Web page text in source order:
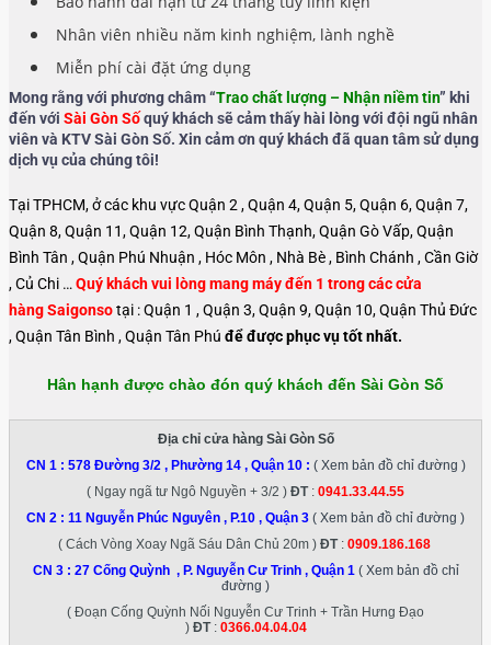
Nhân viên nhiều năm kinh nghiệm, lành nghề
Miễn phí cài đặt ứng dụng
Mong rằng với phương châm “Trao chất lượng – Nhận niềm tin” khi
đến với Sài Gòn Sốquý khách sẽ cảm thấy hài lòng với đội ngũ nhân
viên và KTV Sài Gòn Số. Xin cảm ơn quý khách đã quan tâm sử dụng
dịch vụ của chúng tôi!
Tại TPHCM, ở các khu vực Quận 2 , Quận 4, Quận 5, Quận 6, Quận 7,
Quận 8, Quận 11, Quận 12, Quận Bình Thạnh, Quận Gò Vấp, Quận
Bình Tân , Quận Phú Nhuận , Hóc Môn , Nhà Bè , Bình Chánh , Cần Giờ
, Củ Chi …Quý khách vui lòng mang máy đến 1 trong các cửa
hàng Saigonsotại : Quận 1 , Quận 3, Quận 9, Quận 10, Quận Thủ Đức
, Quận Tân Bình , Quận Tân Phú để được phục vụ tốt nhất.
Hân hạnh được chào đón quý khách đến Sài Gòn Số
Địa chỉ cửa hàng Sài Gòn Số
CN 1 : 578 Đường 3/2 , Phường 14 , Quận 10: ( Xem bản đồ chỉ đường )
( Ngay ngã tư Ngô Nguyền + 3/2 ) ĐT: 0941.33.44.55
CN 2 : 11 Nguyễn Phúc Nguyên , P.10 , Quận 3 ( Xem bản đồ chỉ đường )
( Cách Vòng Xoay Ngã Sáu Dân Chủ 20m ) ĐT: 0909.186.168
CN 3 : 27 Cống Quỳnh , P. Nguyễn Cư Trinh , Quận 1 ( Xem bản đồ chỉ
đường )
( Đoạn Cống Quỳnh Nối Nguyễn Cư Trinh + Trần Hưng Đạo
) ĐT: 0366.04.04.04